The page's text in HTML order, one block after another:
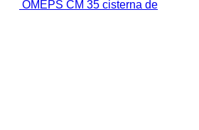
OMEPS CM 35 cisterna de